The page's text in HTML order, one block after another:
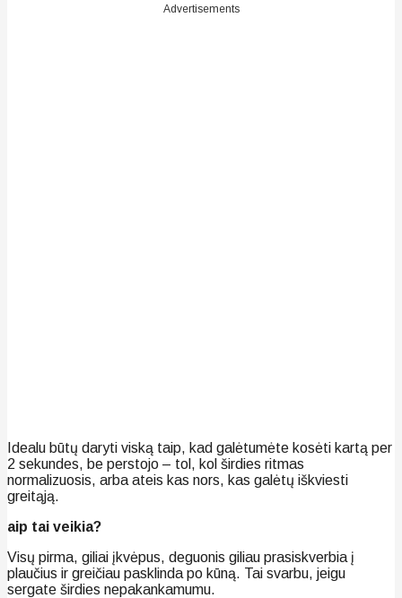
Advertisements
Idealu būtų daryti viską taip, kad galėtumėte kosėti kartą per
2 sekundes, be perstojo – tol, kol širdies ritmas
normalizuosis, arba ateis kas nors, kas galėtų iškviesti
greitąją.
aip tai veikia?
Visų pirma, giliai įkvėpus, deguonis giliau prasiskverbia į
plaučius ir greičiau pasklinda po kūną. Tai svarbu, jeigu
sergate širdies nepakankamumu.